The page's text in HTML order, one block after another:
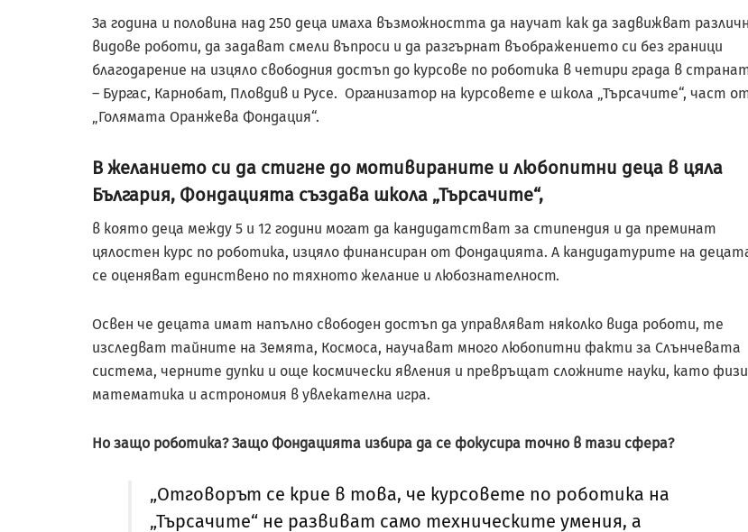
За година и половина над 250 деца имаха възможността да научат как да задвижват
видове роботи, да задават смели въпроси и да разгърнат въображението си без граници
благодарение на изцяло свободния достъп до курсове по роботика в четири града в
– Бургас, Карнобат, Пловдив и Русе. Организатор на курсовете е школа „Търсачите“, част
„Голямата Оранжева Фондация“.
В желанието си да стигне до мотивираните и любопитни деца в цяла
България, Фондацията създава школа „Търсачите“,
в която деца между 5 и 12 години могат да кандидатстват за стипендия и да преминат
цялостен курс по роботика, изцяло финансиран от Фондацията. А кандидатурите на
се оценяват единствено по тяхното желание и любознателност.
Освен че децата имат напълно свободен достъп да управляват няколко вида роботи, те
изследват тайните на Земята, Космоса, научават много любопитни факти за Слънчевата
система, черните дупки и още космически явления и превръщат сложните науки, като
математика и астрономия в увлекателна игра.
Но защо роботика? Защо Фондацията избира да се фокусира точно в тази сфера?
„Отговорът се крие в това, че курсовете по роботика на
„Търсачите“ не развиват само техническите умения, а